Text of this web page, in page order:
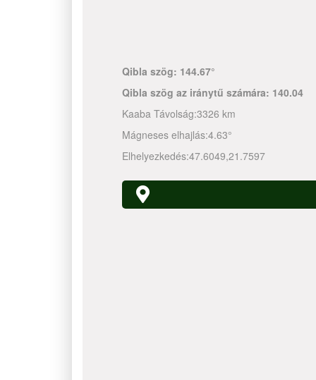
Qibla szög: 144.67°
Qibla szög az iránytű számára: 140.04
Kaaba Távolság:3326 km
Mágneses elhajlás:4.63°
Elhelyezkedés:47.6049,21.7597